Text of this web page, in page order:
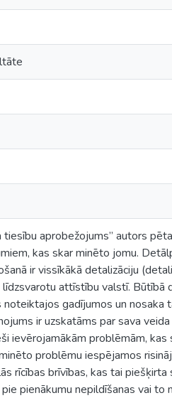
tiesību aprobežojums” autors
kas skar minēto jomu.
ir vissīkākā detalizāciju
attīstību valstī. Būtībā
gadījumos un nosaka
ir uzskatāms par sava
ievērojamākām problēmām,
problēmu iespējamos
rīcības brīvības, kas tai
pienākumu nepildīšanas vai to